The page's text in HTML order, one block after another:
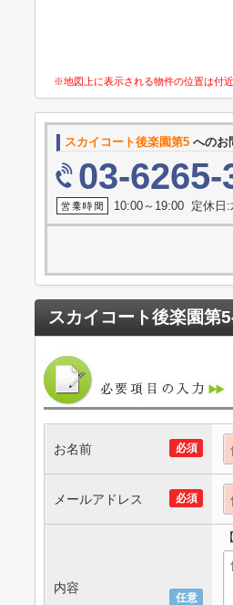
※地図上に表示される物件の位置は付
スカイコート後楽園第5 へのお
03-6265-
10:00～19:00 定休日:
スカイコート後楽園第5
必須
お名前
必須
メールアドレス
任意
内容